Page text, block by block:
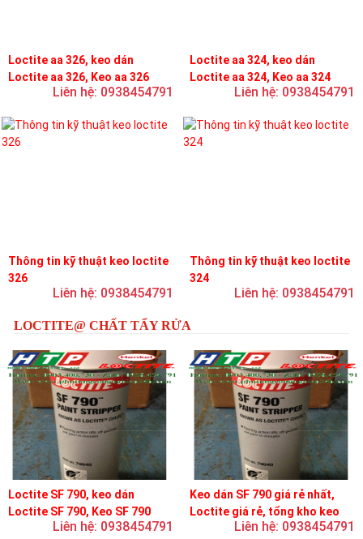
Loctite aa 326, keo dán
Loctite aa 326, Keo aa 326
Liên hệ: 0938454791
Loctite aa 324, keo dán
Loctite aa 324, Keo aa 324
Liên hệ: 0938454791
Thông tin kỹ thuật keo loctite
326
Liên hệ: 0938454791
Thông tin kỹ thuật keo loctite
324
Liên hệ: 0938454791
LOCTITE@ CHẤT TẨY RỬA
Loctite SF 790, keo dán
Loctite SF 790, Keo SF 790
Liên hệ: 0938454791
Keo dán SF 790 giá rẻ nhất,
Loctite giá rẻ, tổng kho keo
Liên hệ: 0938454791